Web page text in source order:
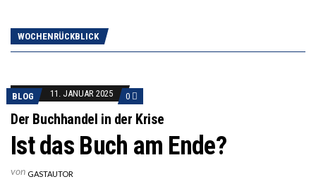
WOCHENRÜCKBLICK
BLOG 11. JANUAR 2025 0
Der Buchhandel in der Krise
Ist das Buch am Ende?
von GASTAUTOR